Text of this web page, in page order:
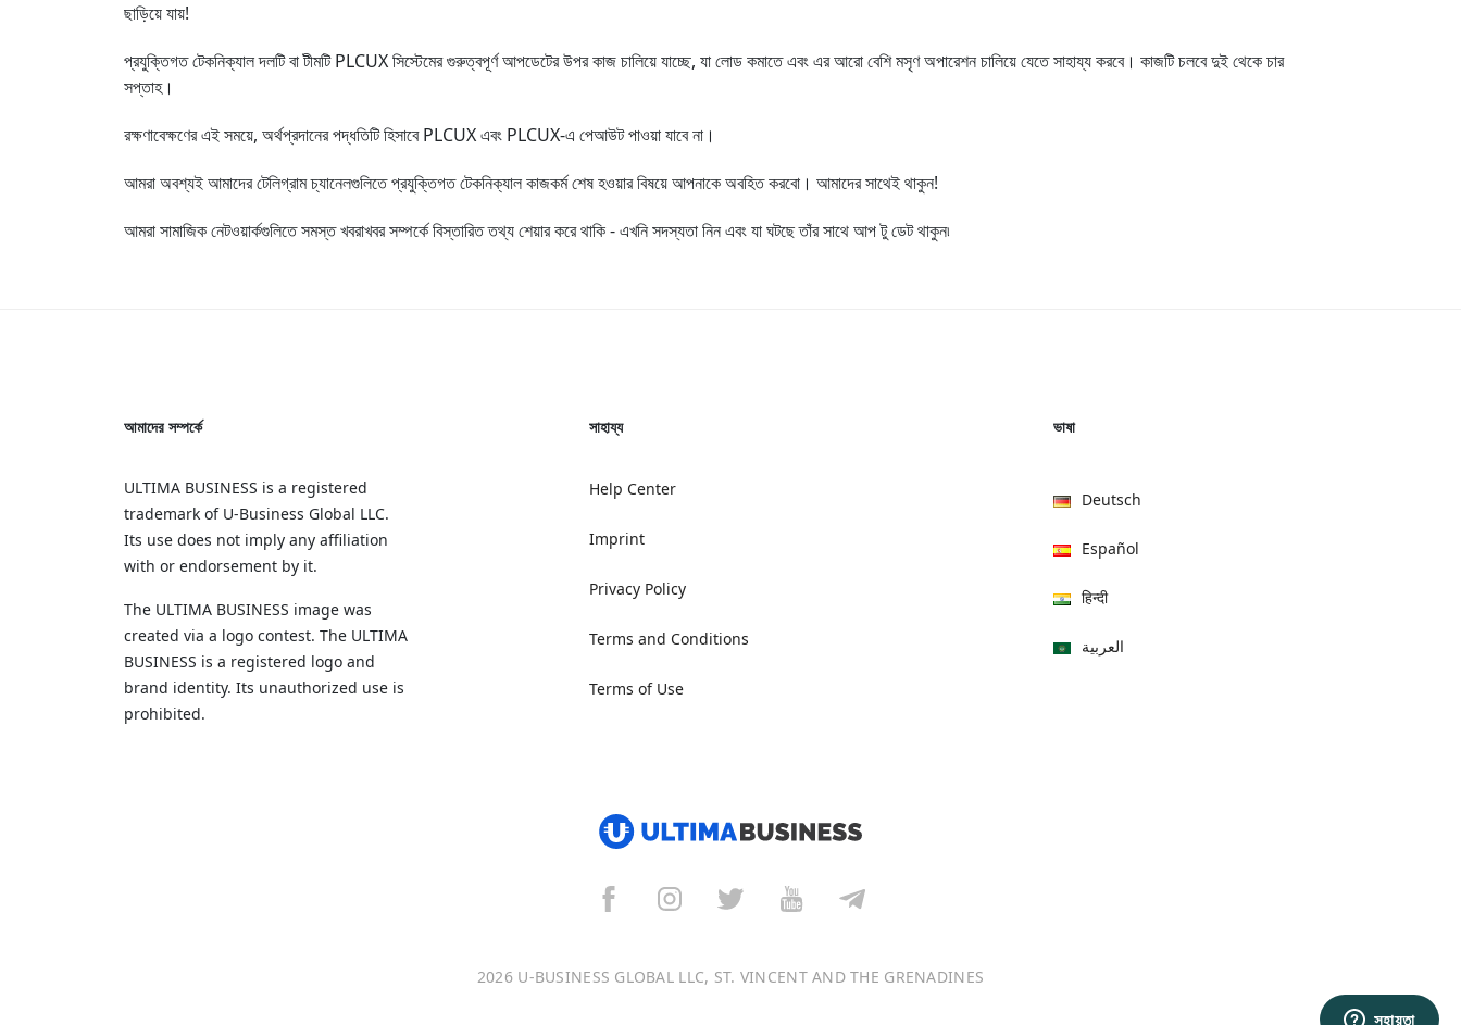
ছাড়িয়ে যায়!
প্রযুক্তিগত টেকনিক্যাল দলটি বা টীমটি PLCUX সিস্টেমের গুরুত্বপূর্ণ আপডেটের উপর কাজ চালিয়ে যাচ্ছে, যা লোড কমাতে এবং এর আরো বেশি মসৃণ অপারেশন চালিয়ে যেতে সাহায্য করবে। কাজটি চলবে দুই থেকে চার
সপ্তাহ।
রক্ষণাবেক্ষণের এই সময়ে, অর্থপ্রদানের পদ্ধতিটি হিসাবে PLCUX এবং PLCUX-এ পেআউট পাওয়া যাবে না।
আমরা অবশ্যই আমাদের টেলিগ্রাম চ্যানেলগুলিতে প্রযুক্তিগত টেকনিক্যাল কাজকর্ম শেষ হওয়ার বিষয়ে আপনাকে অবহিত করবো। আমাদের সাথেই থাকুন!
আমরা সামাজিক নেটওয়ার্কগুলিতে সমস্ত খবরাখবর সম্পর্কে বিস্তারিত তথ্য শেয়ার করে থাকি - এখনি সদস্যতা নিন এবং যা ঘটছে তাঁর সাথে আপ টু ডেট থাকুন৷
আমাদের সম্পর্কে
ULTIMA BUSINESS is a registered
trademark of U‑Business Global LLC.
Its use does not imply any affiliation
with or endorsement by it.
The ULTIMA BUSINESS image was
created via a logo contest. The ULTIMA
BUSINESS is a registered logo and
brand identity. Its unauthorized use is
prohibited.
সাহায্য
Help Center
Imprint
Privacy Policy
Terms and Conditions
Terms of Use
ভাষা
Deutsch
Español
हिन्दी
العربية
2026 U-BUSINESS GLOBAL LLC, ST. VINCENT AND THE GRENADINES